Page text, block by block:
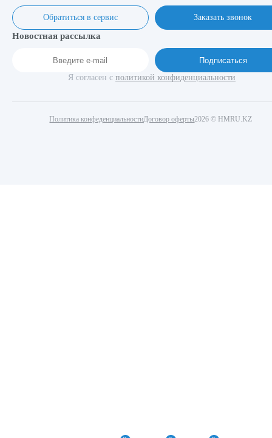
Обратиться в сервис Заказать звонок
Новостная рассылка
Подписаться
Я согласен с политикой конфиденциальности
Политика конфеденциальности 2026 © HMRU.KZ
Договор оферты